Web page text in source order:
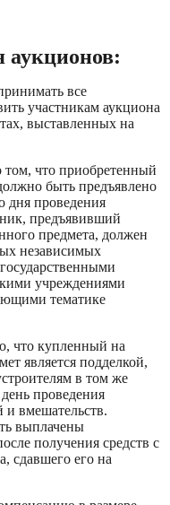
аукционов:
все
участникам аукциона
выставленных на
том, что приобретенный
быть предъявлено
дня проведения
предъявивший
предмета, должен
независимых
учреждениями
тематике
что купленный на
является подделкой,
в том же
проведения
и вмешательств.
выплачены
получения средств с
сдавшего его на